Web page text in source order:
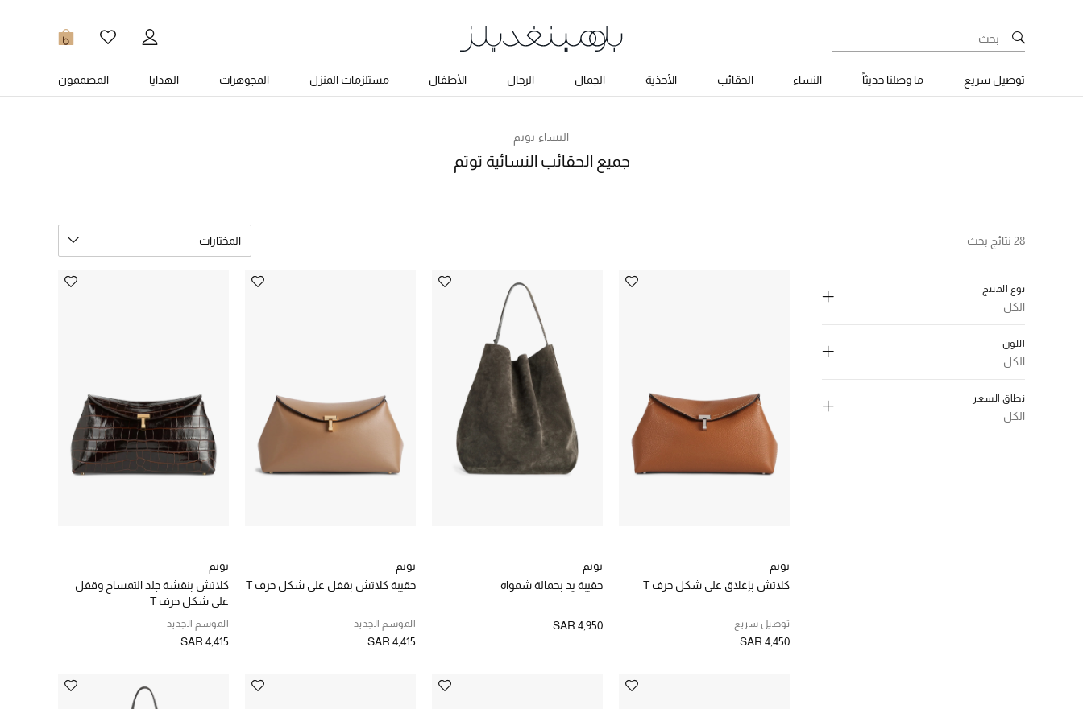
0
توصيل سريع ما وصلنا حديثاً النساء الحقائب الأحذية الجمال الرجال الأطفال مستلزمات المنزل المجوهرات الهدايا المصممون
النساء توتم
جميع الحقائب النسائية توتم
28 نتائج بحث
نوع المنتج
الكل
Clutches
الترتيب حسب نوع المنتج: Clutches
اللون
الكل
نطاق السعر
الكل
المختارات
توتم
كلاتش بإغلاق على شكل حرف T
توصيل سريع
SAR 4,450
توتم
حقيبة يد بحمالة شمواه
SAR 4,950
توتم
حقيبة كلاتش بقفل على شكل حرف T
الموسم الجديد
SAR 4,415
توتم
كلاتش بنقشة جلد التمساح وقفل
على شكل حرف T
الموسم الجديد
SAR 4,415